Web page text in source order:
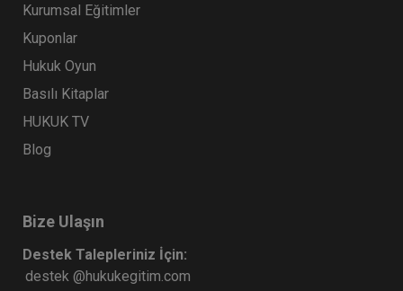
Kurumsal Eğitimler
Kuponlar
Hukuk Oyun
Basılı Kitaplar
HUKUK TV
Blog
Bize Ulaşın
Destek Talepleriniz İçin:
destek @hukukegitim.com